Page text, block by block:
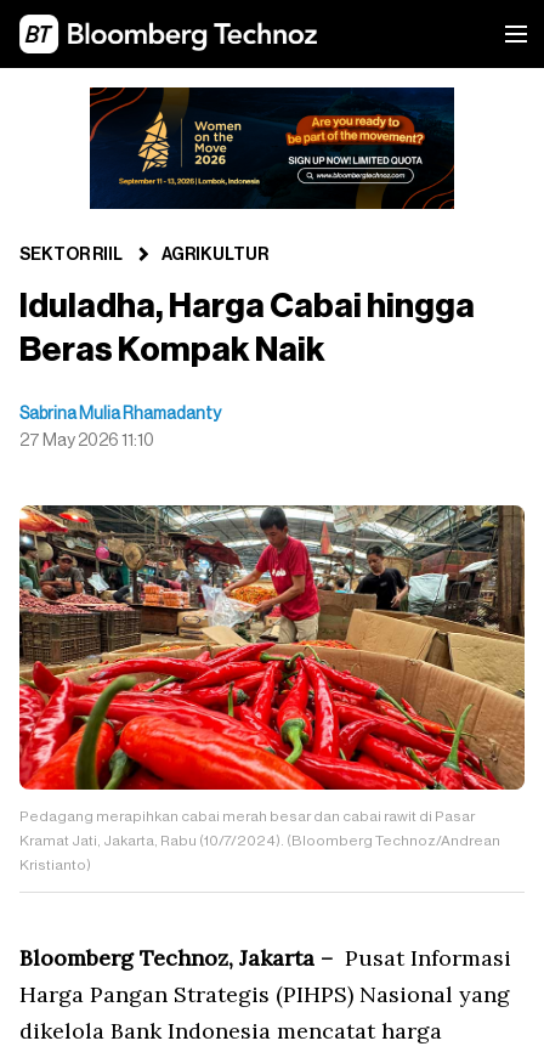
SEKTOR RIIL AGRIKULTUR
Iduladha, Harga Cabai hingga
Beras Kompak Naik
Sabrina Mulia Rhamadanty
27 May 2026 11:10
Pedagang merapihkan cabai merah besar dan cabai rawit di Pasar
Kramat Jati, Jakarta, Rabu (10/7/2024). (Bloomberg Technoz/Andrean
Kristianto)
Bloomberg Technoz, Jakarta – Pusat Informasi
Harga Pangan Strategis (PIHPS) Nasional yang
dikelola Bank Indonesia mencatat harga